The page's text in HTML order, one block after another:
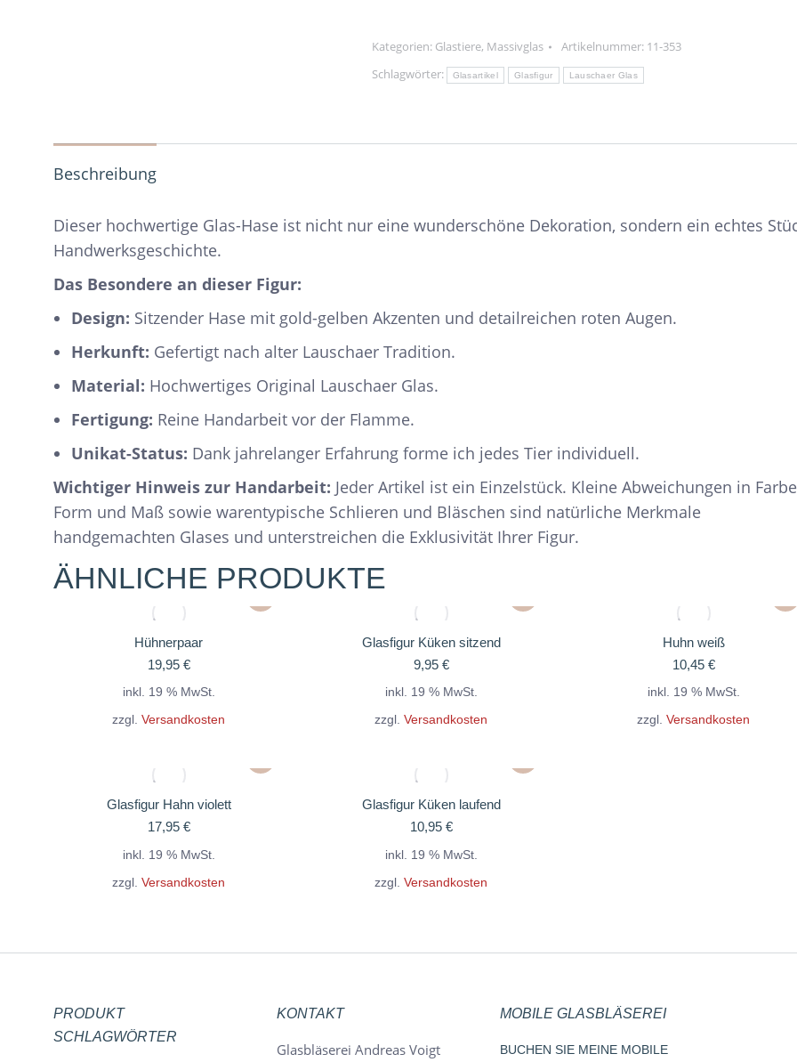
Kategorien: Glastiere, Massivglas Artikelnummer: 11-353
Schlagwörter:
Glasartikel Glasfigur Lauschaer Glas
Beschreibung
Dieser hochwertige Glas-Hase ist nicht nur eine wunderschöne Dekoration, sondern ein echtes
Handwerksgeschichte.
Das Besondere an dieser Figur:
Design: Sitzender Hase mit gold-gelben Akzenten und detailreichen roten Augen.
Herkunft: Gefertigt nach alter Lauschaer Tradition.
Material: Hochwertiges Original Lauschaer Glas.
Fertigung: Reine Handarbeit vor der Flamme.
Unikat-Status: Dank jahrelanger Erfahrung forme ich jedes Tier individuell.
Wichtiger Hinweis zur Handarbeit: Jeder Artikel ist ein Einzelstück. Kleine Abweichungen in
Form und Maß sowie warentypische Schlieren und Bläschen sind natürliche Merkmale
handgemachten Glases und unterstreichen die Exklusivität Ihrer Figur.
ÄHNLICHE PRODUKTE
Hühnerpaar
19,95 €
inkl. 19 % MwSt.
zzgl. Versandkosten
Glasfigur Küken sitzend
9,95 €
inkl. 19 % MwSt.
zzgl. Versandkosten
Huhn weiß
10,45 €
inkl. 19 % MwSt.
zzgl. Versandkosten
Glasfigur Hahn violett
17,95 €
inkl. 19 % MwSt.
zzgl. Versandkosten
Glasfigur Küken laufend
10,95 €
inkl. 19 % MwSt.
zzgl. Versandkosten
PRODUKT
SCHLAGWÖRTER
KONTAKT
Glasbläserei Andreas Voigt
MOBILE GLASBLÄSEREI
BUCHEN SIE MEINE MOBILE